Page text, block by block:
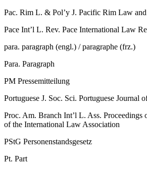
Pac. Rim L. & Pol’y J. Pacific Rim Law
Pace Int’l L. Rev. Pace International Law
para. paragraph (engl.) /​ paragraphe (frz.)
Para. Paragraph
PM Pressemitteilung
Portuguese J. Soc. Sci. Portuguese Journal
Proc. Am. Branch Int’l L. Ass. Proceedings
of the International Law Association
PStG Personenstandsgesetz
Pt. Part